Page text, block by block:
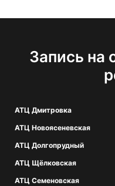
Запись на
АТЦ Дмитровка
АТЦ Новоясеневская
АТЦ Долгопрудный
АТЦ Щёлковская
АТЦ Семеновская